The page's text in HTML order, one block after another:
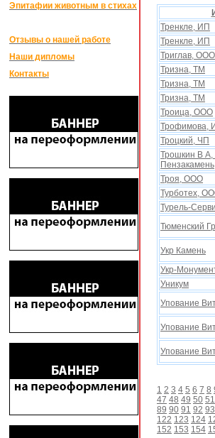
Эпитафии животным в стихах
Отзывы о нашей работе
Наши дипломы
Контакты
Тренкле, ИП
Тренкле, ИП
Триглав, ООО
Тризна, ТМ
Тризна, ТМ
Тризна, ТМ
Троица, ООО
Трофимова,
Троцкий, ЧП
Трошкин В
Пензакамень
Троя, ООО
Турботеx,
Турель-
Тюменский
Укр Камень
Укр-
Уникум
Упование
Упование
Упование
1 2 3 4 5 6 7 8
47 48 49 50 51
89 90 91 92 93
122 123 124
152 153 154